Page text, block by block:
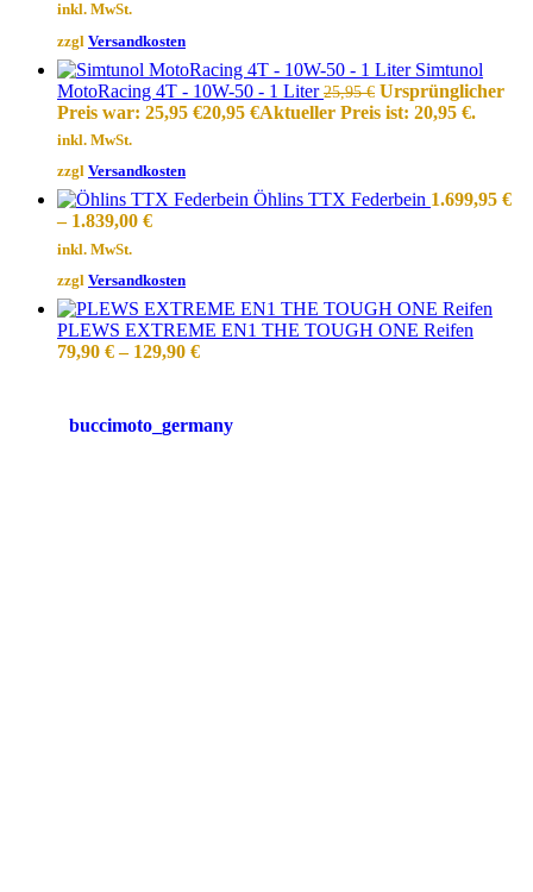
inkl. MwSt.
zzgl Versandkosten
Simtunol
MotoRacing 4T - 10W-50 - 1 Liter25,95€ Ursprünglicher
Preis war: 25,95 €20,95 €Aktueller Preis ist: 20,95 €.
inkl. MwSt.
zzgl Versandkosten
Öhlins TTX Federbein 1.699,95 €
– 1.839,00 €
inkl. MwSt.
zzgl Versandkosten
PLEWS EXTREME EN1 THE TOUGH ONE Reifen
79,90 €– 129,90 €
buccimoto_germany